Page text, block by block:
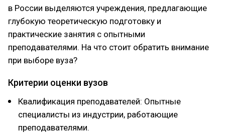
в России выделяются учреждения, предлагающие
глубокую теоретическую подготовку и
практические занятия с опытными
преподавателями. На что стоит обратить внимание
при выборе вуза?
Критерии оценки вузов
Квалификация преподавателей: Опытные
специалисты из индустрии, работающие
преподавателями.